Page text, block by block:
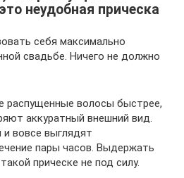
неудобная прическа
себя максимально
свадьбе. Ничего не должно
распущенные волосы быстрее,
аккуратный внешний вид.
вовсе выглядят
пары часов. Выдержать
прическе не под силу.